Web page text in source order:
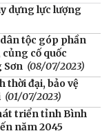
dựng lực lượng
tộc góp phần
cố quốc
Sơn (08/07/2023)
thời đại, bảo vệ
(01/07/2023)
triển tỉnh Bình
năm 2045